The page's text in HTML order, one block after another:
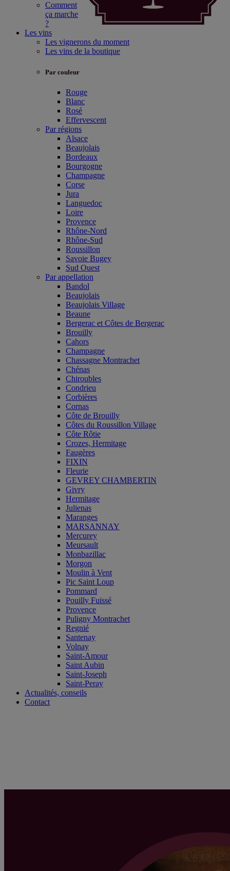
Comment
ça marche
?
Les vins
Les vignerons du moment
Les vins de la boutique
Par couleur
Rouge
Blanc
Rosé
Effervescent
Par régions
Alsace
Beaujolais
Bordeaux
Bourgogne
Champagne
Corse
Jura
Languedoc
Loire
Provence
Rhône-Nord
Rhône-Sud
Roussillon
Savoie Bugey
Sud Ouest
Par appellation
Bandol
Beaujolais
Beaujolais Village
Beaune
Bergerac et Côtes de Bergerac
Brouilly
Cahors
Champagne
Chassagne Montrachet
Chénas
Chiroubles
Condrieu
Corbières
Cornas
Côte de Brouilly
Côtes du Roussillon Village
Côte Rôtie
Crozes, Hermitage
Faugères
FIXIN
Fleurie
GEVREY CHAMBERTIN
Givry
Hermitage
Julienas
Maranges
MARSANNAY
Mercurey
Meursault
Monbazillac
Morgon
Moulin à Vent
Pic Saint Loup
Pommard
Pouilly Fuissé
Provence
Puligny Montrachet
Regnié
Santenay
Volnay
Saint-Amour
Saint Aubin
Saint-Joseph
Saint-Peray
Actualités, conseils
Contact